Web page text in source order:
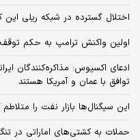
اختلال گسترده در شبکه ریلی
اولین واکنش ترامپ به حکم
ادعای اکسیوس: مذاکره‌کنندگان
توافق با عمان و آمریکا هستند
این سیگنال‌ها بازار نفت را
حملات به کشتی‌های اماراتی در